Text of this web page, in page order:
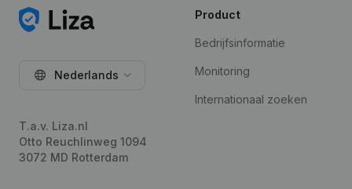
Nederlands
T.a.v. Liza.nl
Otto Reuchlinweg 1094
3072 MD Rotterdam
Product
Bedrijfsinformatie
Monitoring
Internationaal zoeken